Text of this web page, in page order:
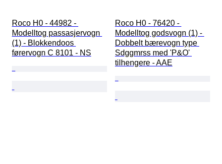
Roco H0 - 44982 -
Modelltog passasjervogn
(1) - Blokkendoos
førervogn C 8101 - NS
Roco H0 - 76420 -
Modelltog godsvogn (1) -
Dobbelt bærevogn type
Sdggmrss med 'P&O'
tilhengere - AAE